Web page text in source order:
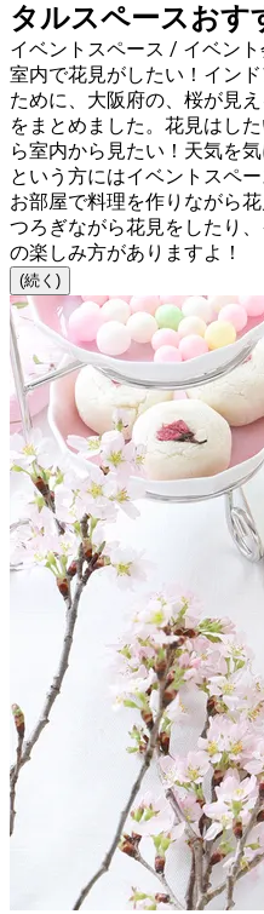
タルスペースおす
イベントスペース / イベン
室内で花見がしたい！イン
ために、大阪府の、桜が見
をまとめました。花見はし
ら室内から見たい！天気を
という方にはイベントスペ
お部屋で料理を作りながら
つろぎながら花見をしたり
の楽しみ方がありますよ！
(続く)